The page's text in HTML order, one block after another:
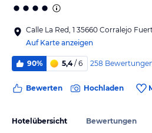
Calle La Red, 1 35660 Corralejo
Auf Karte anzeigen
90% 5,4/ 6 258
Bewerten Hochladen
Hotelübersicht Bewertungen